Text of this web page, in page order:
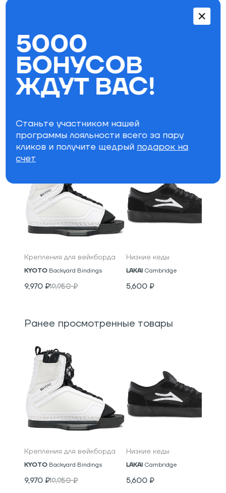
Набор запасных частей для скейтборда
Размеры: 1" и 7/8"
Ключ
Параметры фильтра
Специально для вас
Крепления для вейкборда
KYOTO Backyard Bindings
9,970 ₽19,950₽
Низкие кеды
LAKAI Cambridge
5,600 ₽
Ранее просмотренные товары
Крепления для вейкборда
KYOTO Backyard Bindings
9,970 ₽19,950₽
Низкие кеды
LAKAI Cambridge
5,600 ₽
5000
БОНУСОВ
ЖДУТ ВАС!
Станьте участником нашей
программы лояльности всего за пару
кликов и получите щедрый подарок на
счет